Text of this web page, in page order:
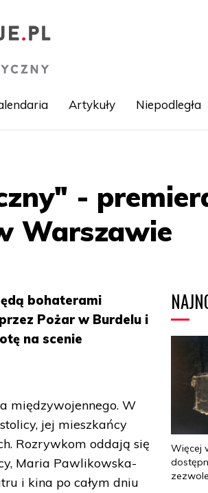
Artykuły Niepodległa
-
Warszawie
bohaterami
Pożar w Burdelu i
na scenie
międzywojennego. W
jej mieszkańcy
Rozrywkom oddają się
Maria Pawlikowska-
i kina po całym dniu
Więcej